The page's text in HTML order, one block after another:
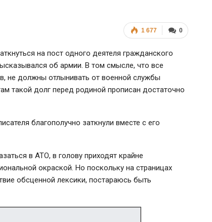
0
1 677
на пост одного деятеля гражданского
об армии. В том смысле, что все
не должны отлынивать от военной службы
такой долг перед родиной прописан достаточно
благополучно заткнули вместе с его
в АТО, в голову приходят крайне
окраской. Но поскольку на страницах
обсценной лексики, постараюсь быть